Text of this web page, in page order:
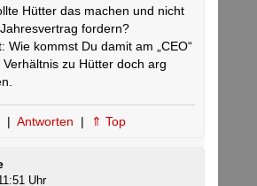
Hütter das machen und nicht
fordern?
Wie kommst Du damit am „CEO“
zu Hütter doch arg
| Antworten | ⇑ Top
Uhr